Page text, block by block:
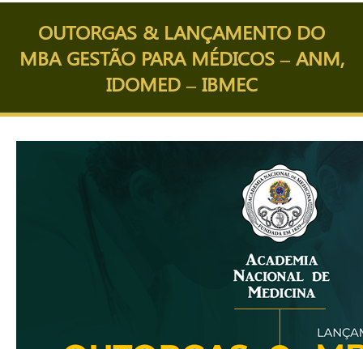
OUTORGAS & LANÇAMENTO DO
MBA GESTÃO PARA MÉDICOS – ANM,
IDOMED – IBMEC